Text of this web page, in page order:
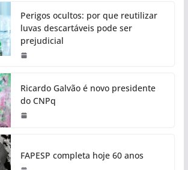
Perigos ocultos: por que reutilizar
luvas descartáveis pode ser
prejudicial
Ricardo Galvão é novo presidente
do CNPq
FAPESP completa hoje 60 anos